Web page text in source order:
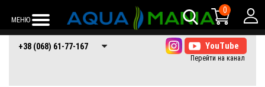
МЕНЮ
0
+38 (068) 61-77-
167
+38 (066) 61-77-+38 (073) 61-77-
167
+38 (068) 61-77-167